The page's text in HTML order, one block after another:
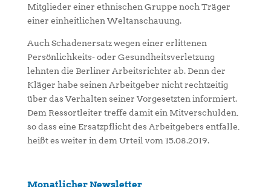
Mitglieder einer ethnischen Gruppe noch Träger
einer einheitlichen Weltanschauung.
Auch Schadenersatz wegen einer erlittenen
Persönlichkeits- oder Gesundheitsverletzung
lehnten die Berliner Arbeitsrichter ab. Denn der
Kläger habe seinen Arbeitgeber nicht rechtzeitig
über das Verhalten seiner Vorgesetzten informiert.
Dem Ressortleiter treffe damit ein Mitverschulden,
so dass eine Ersatzpflicht des Arbeitgebers entfalle,
heißt es weiter in dem Urteil vom 15.08.2019.
Monatlicher Newsletter